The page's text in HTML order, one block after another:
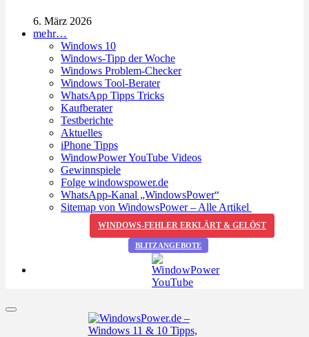
6. März 2026
mehr…
Windows 10
Windows-Tipp der Woche
Windows Problem-Checker
Windows Tool-Berater
WhatsApp Tipps Tricks
Kaufberater
Testberichte
Aktuelles
iPhone Tipps
WindowPower YouTube Videos
Gewinnspiele
Folge windowspower.de
WhatsApp-Kanal „WindowsPower“
Sitemap von WindowsPower – Alle Artikel
WINDOWS-FEHLER ERKLÄRT & GELÖST
BLITZANGEBOTE